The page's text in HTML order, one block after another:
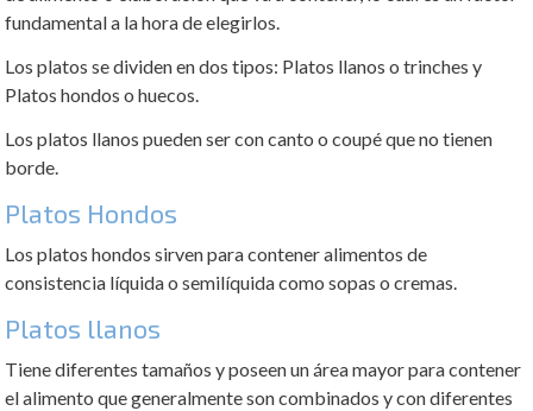
fundamental a la hora de elegirlos.
Los platos se dividen en dos tipos: Platos llanos o trinches y
Platos hondos o huecos.
Los platos llanos pueden ser con canto o coupé que no tienen
borde.
Platos Hondos
Los platos hondos sirven para contener alimentos de
consistencia líquida o semilíquida como sopas o cremas.
Platos llanos
Tiene diferentes tamaños y poseen un área mayor para contener
el alimento que generalmente son combinados y con diferentes